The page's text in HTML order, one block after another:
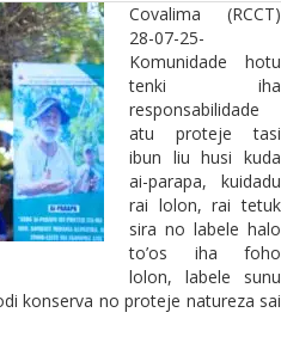
Covalima (RCCT)
28-07-25-
Komunidade hotu
tenki iha
responsabilidade
atu proteje tasi
ibun liu husi kuda
ai-parapa, kuidadu
rai lolon, rai tetuk
sira no labele halo
to’os iha foho
lolon, labele sunu
konserva no proteje natureza sai